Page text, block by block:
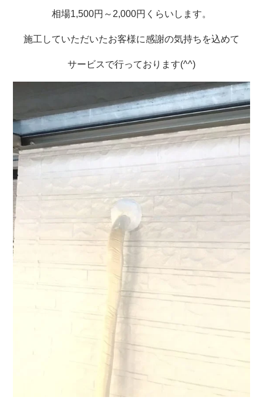
相場1,500円～2,000円くらいします。
施工していただいたお客様に感謝の気持ちを込めて
サービスで行っております(^^)